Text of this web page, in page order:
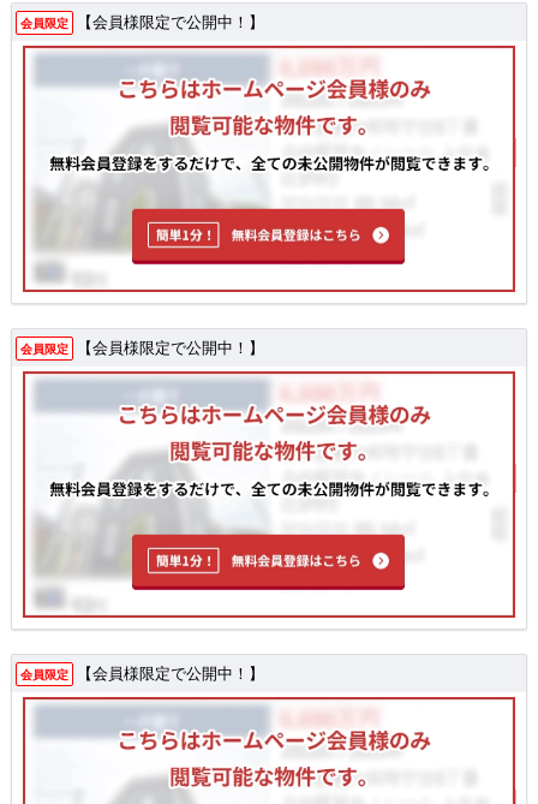
会員限定 【会員様限定で公開中！】
会員限定 【会員様限定で公開中！】
会員限定 【会員様限定で公開中！】